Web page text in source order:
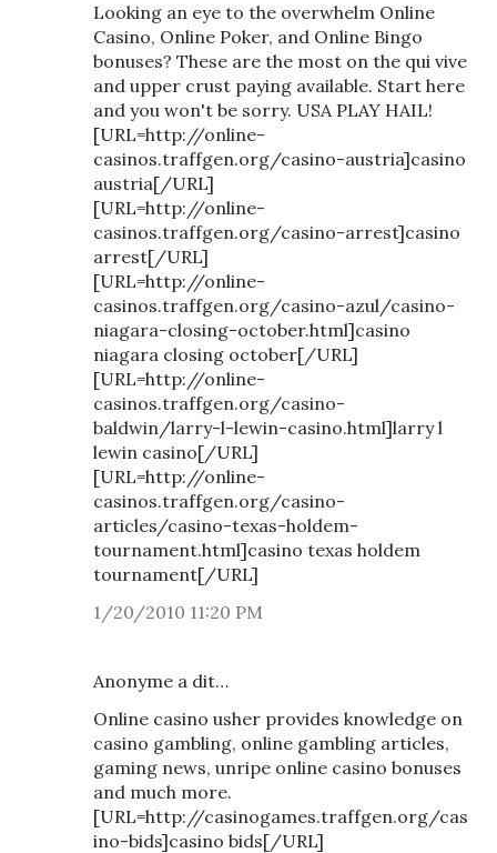
Looking an eye to the overwhelm Online
Casino, Online Poker, and Online Bingo
bonuses? These are the most on the qui vive
and upper crust paying available. Start here
and you won't be sorry. USA PLAY HAIL!
[URL=http://online-
casinos.traffgen.org/casino-austria]casino
austria[/URL]
[URL=http://online-
casinos.traffgen.org/casino-arrest]casino
arrest[/URL]
[URL=http://online-
casinos.traffgen.org/casino-azul/casino-
niagara-closing-october.html]casino
niagara closing october[/URL]
[URL=http://online-
casinos.traffgen.org/casino-
baldwin/larry-l-lewin-casino.html]larry l
lewin casino[/URL]
[URL=http://online-
casinos.traffgen.org/casino-
articles/casino-texas-holdem-
tournament.html]casino texas holdem
tournament[/URL]
1/20/2010 11:20 PM
Anonyme a dit…
Online casino usher provides knowledge on
casino gambling, online gambling articles,
gaming news, unripe online casino bonuses
and much more.
[URL=http://casinogames.traffgen.org/cas
ino-bids]casino bids[/URL]